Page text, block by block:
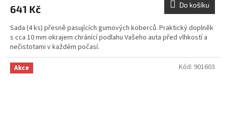
641 Kč Do košíku
Sada (4 ks) přesně pasujících gumových koberců. Praktický doplněk
s cca 10 mm okrajem chránící podlahu Vašeho auta před vlhkostí a
nečistotami v každém počasí.
Akce Kód: 901603